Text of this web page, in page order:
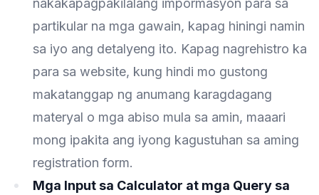
nakakapagpakilalang impormasyon para sa
partikular na mga gawain, kapag hiningi namin
sa iyo ang detalyeng ito. Kapag nagrehistro ka
para sa website, kung hindi mo gustong
makatanggap ng anumang karagdagang
materyal o mga abiso mula sa amin, maaari
mong ipakita ang iyong kagustuhan sa aming
registration form.
Mga Input sa Calculator at mga Query sa